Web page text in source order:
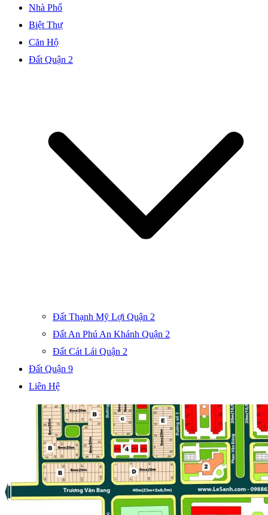
Nhà Phố
Biệt Thự
Căn Hộ
Đất Quận 2
Đất Thạnh Mỹ Lợi Quận 2
Đất An Phú An Khánh Quận 2
Đất Cát Lái Quận 2
Đất Quận 9
Liên Hệ